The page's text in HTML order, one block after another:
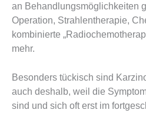
an Behandlungsmöglichkeiten
Operation, Strahlentherapie,
kombinierte
mehr.
Besonders tückisch sind
auch deshalb, weil die
sind und sich oft erst im